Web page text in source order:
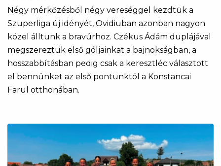
Négy mérkőzésből négy vereséggel kezdtük a
Szuperliga új idényét, Ovidiuban azonban nagyon
közel álltunk a bravúrhoz. Czékus Ádám duplájával
megszereztük első góljainkat a bajnokságban, a
hosszabbításban pedig csak a keresztléc választott
el bennünket az első pontunktól a Konstancai
Farul otthonában.